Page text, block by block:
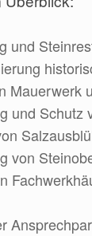
und
Mauerwerk
und Schutz
von